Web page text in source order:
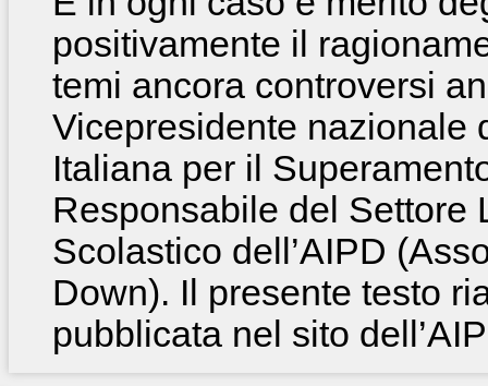
positivamente il
temi ancora controversi
Vicepresidente nazionale
Italiana per il
Responsabile del Settore
Scolastico dell’AIPD
Down). Il presente testo
pubblicata nel sito